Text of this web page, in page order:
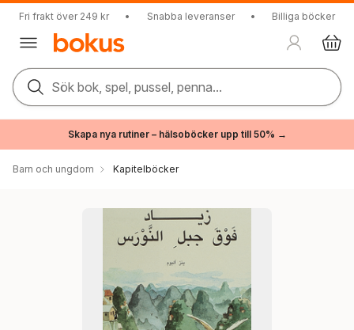
Fri frakt över 249 kr • Snabba leveranser • Billiga böcker
Sök bok, spel, pussel, penna...
Skapa nya rutiner – hälsoböcker upp till 50% →
Barn och ungdom Kapitelböcker